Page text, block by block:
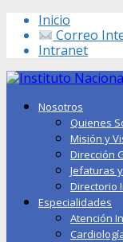
Inicio
Correo
Intranet
Nosotros
Quienes
Misión y
Dirección
Jefaturas
Directorio
Especialidades
Atención